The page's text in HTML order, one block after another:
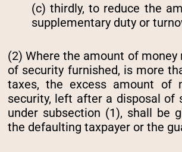
(c) thirdly, to reduce the
supplementary duty or
(2) Where the amount of money
of security furnished, is more
taxes, the excess amount of
security, left after a disposal of
under subsection (1), shall be
the defaulting taxpayer or the